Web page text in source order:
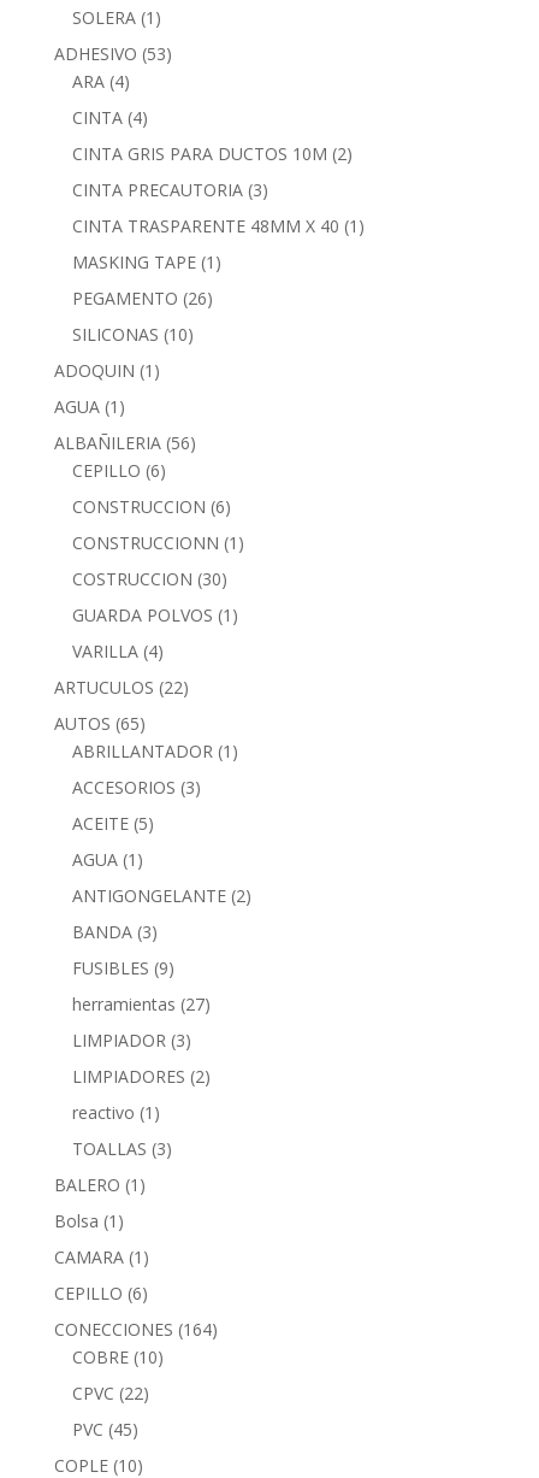
SOLERA (1)
ADHESIVO (53)
ARA (4)
CINTA (4)
CINTA GRIS PARA DUCTOS 10M (2)
CINTA PRECAUTORIA (3)
CINTA TRASPARENTE 48MM X 40 (1)
MASKING TAPE (1)
PEGAMENTO (26)
SILICONAS (10)
ADOQUIN (1)
AGUA (1)
ALBAÑILERIA (56)
CEPILLO (6)
CONSTRUCCION (6)
CONSTRUCCIONN (1)
COSTRUCCION (30)
GUARDA POLVOS (1)
VARILLA (4)
ARTUCULOS (22)
AUTOS (65)
ABRILLANTADOR (1)
ACCESORIOS (3)
ACEITE (5)
AGUA (1)
ANTIGONGELANTE (2)
BANDA (3)
FUSIBLES (9)
herramientas (27)
LIMPIADOR (3)
LIMPIADORES (2)
reactivo (1)
TOALLAS (3)
BALERO (1)
Bolsa (1)
CAMARA (1)
CEPILLO (6)
CONECCIONES (164)
COBRE (10)
CPVC (22)
PVC (45)
COPLE (10)